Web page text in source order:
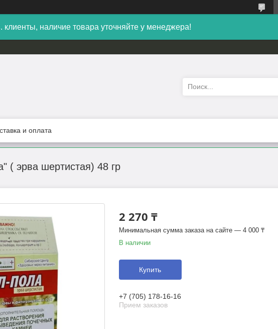
клиенты, наличие товара уточняйте у менеджера!
и оплата
( эрва шертистая) 48 гр
2 270 ₸
Минимальная сумма заказа на сайте — 4 000 ₸
В наличии
Купить
+7 (705) 178-16-16
Прием заказов